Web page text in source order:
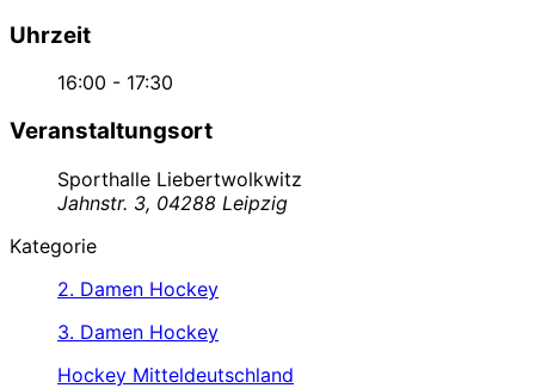
Uhrzeit
16:00 - 17:30
Veranstaltungsort
Sporthalle Liebertwolkwitz
Jahnstr. 3, 04288 Leipzig
Kategorie
2. Damen Hockey
3. Damen Hockey
Hockey Mitteldeutschland